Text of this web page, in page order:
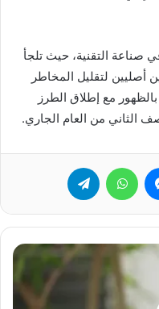
صناعة التقنية، حيث تلجأ
أصليين لتقليل المخاطر
بالظهور مع إطلاق الطرز
الثاني من العام الجاري.
ماسنجر واتساب